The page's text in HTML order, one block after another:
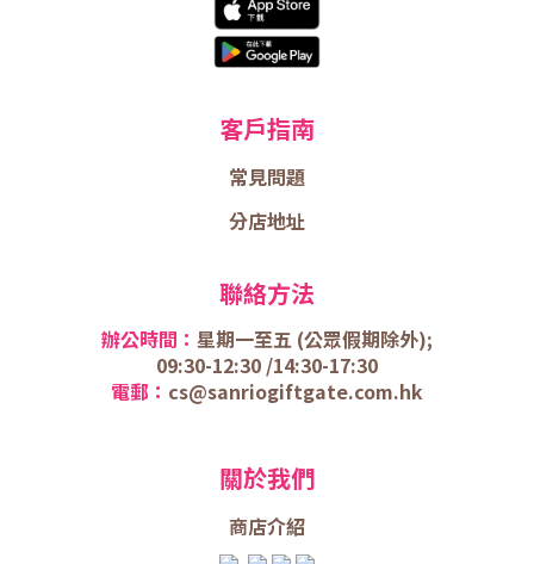
客戶指南
常見問題
分店地址
聯絡方法
辦公時間： 星期一至五 (公眾假期除外);
09:30-12:30 /14:30-17:30
電郵： cs@sanriogiftgate.com.hk
關於我們
商店介紹